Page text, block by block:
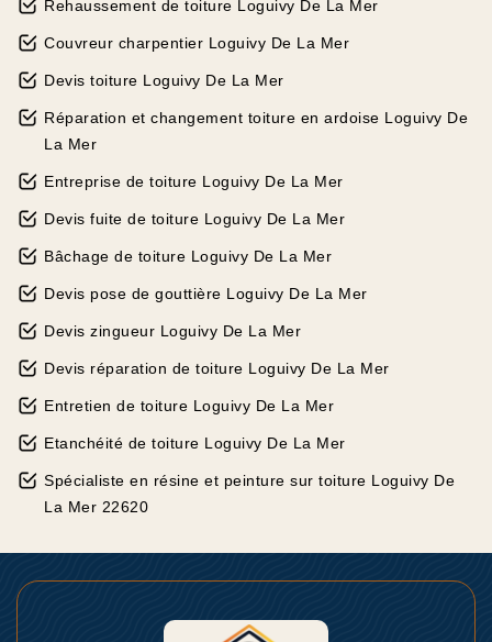
Rehaussement de toiture Loguivy De La Mer
Couvreur charpentier Loguivy De La Mer
Devis toiture Loguivy De La Mer
Réparation et changement toiture en ardoise Loguivy De
La Mer
Entreprise de toiture Loguivy De La Mer
Devis fuite de toiture Loguivy De La Mer
Bâchage de toiture Loguivy De La Mer
Devis pose de gouttière Loguivy De La Mer
Devis zingueur Loguivy De La Mer
Devis réparation de toiture Loguivy De La Mer
Entretien de toiture Loguivy De La Mer
Etanchéité de toiture Loguivy De La Mer
Spécialiste en résine et peinture sur toiture Loguivy De
La Mer 22620